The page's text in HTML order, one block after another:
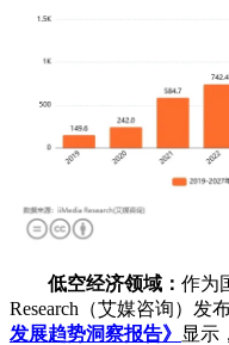
低空经济领域： 作为
Research（艾媒咨询）发
发展趋势洞察报告》 显示